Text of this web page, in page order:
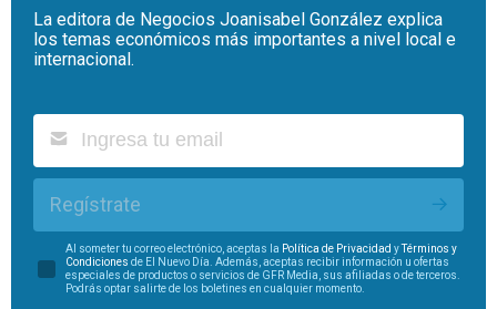
La editora de Negocios Joanisabel González explica
los temas económicos más importantes a nivel local e
internacional.
Regístrate
Al someter tu correo electrónico, aceptas la Política de Privacidad yTérminos y
Condiciones de El Nuevo Día. Además, aceptas recibir información u ofertas
especiales de productos o servicios de GFR Media, sus afiliadas o de terceros.
Podrás optar salirte de los boletines en cualquier momento.